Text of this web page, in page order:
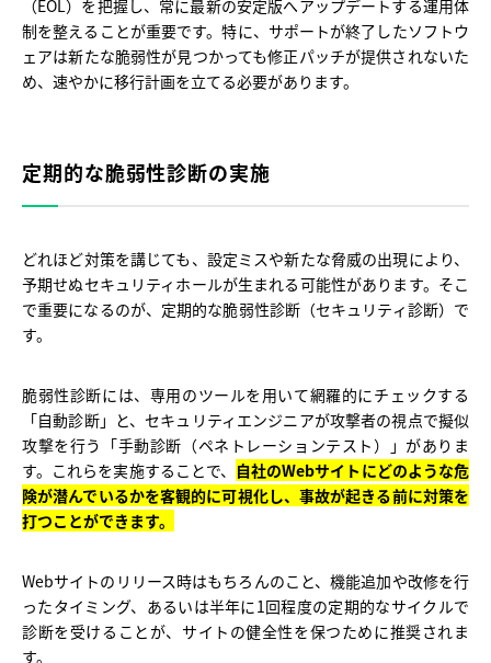
（EOL）を把握し、常に最新の安定版へアップデートする運用体
制を整えることが重要です。特に、サポートが終了したソフトウ
ェアは新たな脆弱性が見つかっても修正パッチが提供されないた
め、速やかに移行計画を立てる必要があります。
定期的な脆弱性診断の実施
どれほど対策を講じても、設定ミスや新たな脅威の出現により、
予期せぬセキュリティホールが生まれる可能性があります。そこ
で重要になるのが、定期的な脆弱性診断（セキュリティ診断）で
す。
脆弱性診断には、専用のツールを用いて網羅的にチェックする
「自動診断」と、セキュリティエンジニアが攻撃者の視点で擬似
攻撃を行う「手動診断（ペネトレーションテスト）」がありま
す。これらを実施することで、 自社のWebサイトにどのような危
険が潜んでいるかを客観的に可視化し、事故が起きる前に対策を
打つことができます。
Webサイトのリリース時はもちろんのこと、機能追加や改修を行
ったタイミング、あるいは半年に1回程度の定期的なサイクルで
診断を受けることが、サイトの健全性を保つために推奨されま
す。